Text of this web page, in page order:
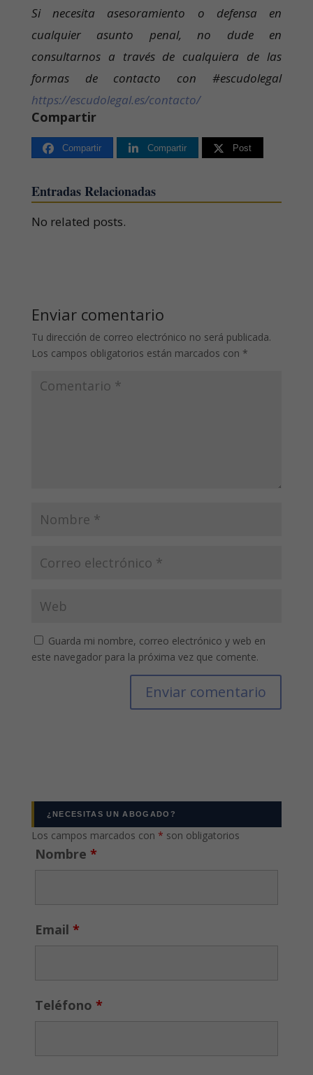
Si necesita asesoramiento o defensa en
cualquier asunto penal, no dude en
consultarnos a través de cualquiera de las
formas de contacto con #escudolegal
https://escudolegal.es/contacto/
Compartir
Compartir Compartir Post
Entradas Relacionadas
No related posts.
Enviar comentario
Tu dirección de correo electrónico no será publicada.
Los campos obligatorios están marcados con *
Guarda mi nombre, correo electrónico y web en
este navegador para la próxima vez que comente.
¿NECESITAS UN ABOGADO?
Los campos marcados con * son obligatorios
Nombre *
Email *
Teléfono *